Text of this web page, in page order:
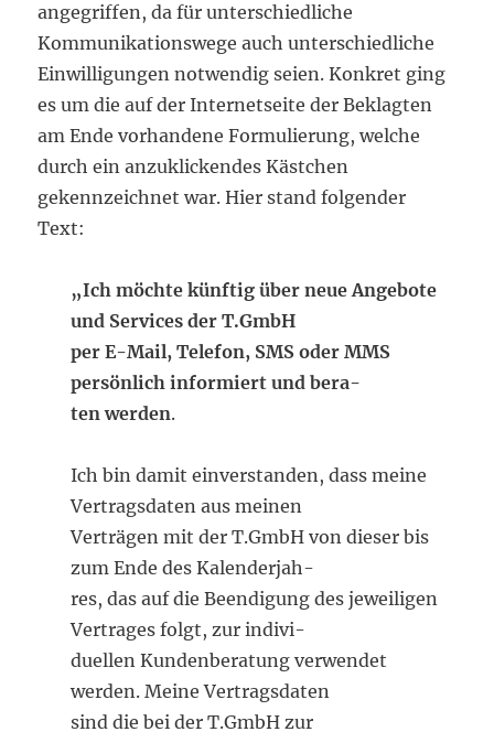
angegriffen, da für unterschiedliche
Kommunikationswege auch unterschiedliche
Einwilligungen notwendig seien. Konkret ging
es um die auf der Internetseite der Beklagten
am Ende vorhandene Formulierung, welche
durch ein anzuklickendes Kästchen
gekennzeichnet war. Hier stand folgender
Text:
„Ich möchte künftig über neue Angebote
und Services der T.GmbH
per E-Mail, Telefon, SMS oder MMS
persönlich informiert und bera-
ten werden.
Ich bin damit einverstanden, dass meine
Vertragsdaten aus meinen
Verträgen mit der T.GmbH von dieser bis
zum Ende des Kalenderjah-
res, das auf die Beendigung des jeweiligen
Vertrages folgt, zur indivi-
duellen Kundenberatung verwendet
werden. Meine Vertragsdaten
sind die bei der T.GmbH zur